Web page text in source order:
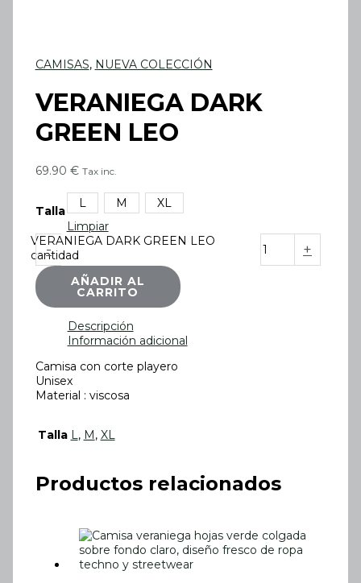
CAMISAS, NUEVA COLECCIÓN
VERANIEGA DARK
GREEN LEO
69.90 € Tax inc.
Talla
L M
XL
Limpiar
-
VERANIEGA DARK GREEN LEO
cantidad
+
AÑADIR AL
CARRITO
Descripción
Información adicional
Camisa con corte playero
Unisex
Material : viscosa
Talla L, M , XL
Productos relacionados